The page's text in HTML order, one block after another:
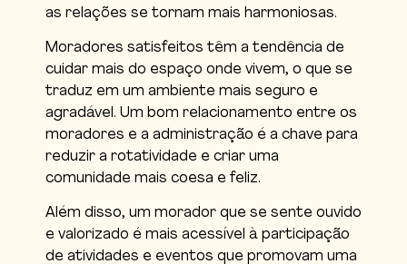
as relações se tornam mais harmoniosas.
Moradores satisfeitos têm a tendência de
cuidar mais do espaço onde vivem, o que se
traduz em um ambiente mais seguro e
agradável. Um bom relacionamento entre os
moradores e a administração é a chave para
reduzir a rotatividade e criar uma
comunidade mais coesa e feliz.
Além disso, um morador que se sente ouvido
e valorizado é mais acessível à participação
de atividades e eventos que promovam uma